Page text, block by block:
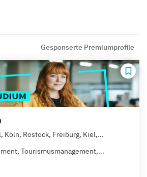
Gesponserte Premiumprofile
Köln, Rostock, Freiburg, Kiel,...
Tourismusmanagement,...